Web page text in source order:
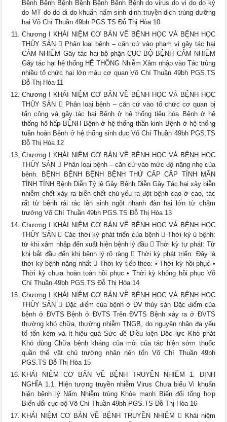
Bệnh Bệnh Bệnh Bệnh Bệnh Bệnh Bệnh do virus do vi do do ký
do MT do do di do khuẩn nấm sinh dinh truyền dich trùng dưỡng
hai Võ Chí Thuần 49bh PGS.TS Đỗ Thị Hòa 10
Chương I KHÁI NIỆM CƠ BẢN VỀ BỆNH HỌC VÀ BỆNH HỌC
THỦY SẢN  Phân loại bệnh – căn cứ vào phạm vi gây tác hại
CẢM NHIỄM Gây tác hại bộ phận CỤC BỘ BỆNH CẢM NHIỄM
Gây tác hại hệ thống HỆ THỐNG Nhiễm Xâm nhập vào Tác trùng
nhiều tổ chức hại lớn máu cơ quan Võ Chí Thuần 49bh PGS.TS
Đỗ Thị Hòa 11
Chương I KHÁI NIỆM CƠ BẢN VỀ BỆNH HỌC VÀ BỆNH HỌC
THỦY SẢN  Phân loại bệnh – căn cứ vào tổ chức cơ quan bị
tấn công và gây tác hại Bệnh ở hệ thống tiêu hóa Bệnh ở hệ
thống hô hấp BỆNH Bệnh ở hệ thống thần kinh Bệnh ở hệ thống
tuần hoàn Bệnh ở hệ thống sinh dục Võ Chí Thuần 49bh PGS.TS
Đỗ Thị Hòa 12
Chương I KHÁI NIỆM CƠ BẢN VỀ BỆNH HỌC VÀ BỆNH HỌC
THỦY SẢN  Phân loại bệnh – căn cứ vào mức độ nặng nhẹ của
bệnh. BỆNH BỆNH BỆNH BỆNH THỨ CẤP CẤP TÍNH MÃN
TÍNH TÍNH Bệnh Diễn Tỷ lệ Gây Bệnh Diễn Gây Tác hại xảy biễn
nhiễm chết xảy ra biễn chết chủ yếu ra đột bệnh cao ở cao, tác
rất từ bệnh rải rác lên sinh ngột nhanh đàn hại lớn từ chậm
trưởng Võ Chí Thuần 49bh PGS.TS Đỗ Thị Hòa 13
Chương I KHÁI NIỆM CƠ BẢN VỀ BỆNH HỌC VÀ BỆNH HỌC
THỦY SẢN  Các thời kỳ phát triển của bệnh  Thời kỳ ủ bệnh:
từ khi xâm nhập đến xuất hiện bệnh lý đầu  Thời kỳ tự phát: Từ
khi bắt đầu đến khi bệnh lý rõ ràng  Thời kỳ phát triển: Đây là
thời kỳ bệnh nặng nhất  Thời kỳ tiếp theo: • Thời kỳ hồi phục •
Thời kỳ chưa hoàn toàn hồi phục • Thời kỳ không hồi phục Võ
Chí Thuần 49bh PGS.TS Đỗ Thị Hòa 14
Chương I KHÁI NIỆM CƠ BẢN VỀ BỆNH HỌC VÀ BỆNH HỌC
THỦY SẢN  Đặc điểm của bệnh ở ĐV thủy sản Đặc điểm của
bệnh ở ĐVTS Bệnh ở ĐVTS Trên ĐVTS Bệnh xảy ra ở ĐVTS
thường khó chữa, thường nhiễm TNGB, do nguyên nhân đa yếu
tố tốn kém và ít hiệu quả Sức đề Điều kiện Độc lực Khó phát
Khó dùng Chữa bệnh kháng của môi của tác hiện sớm thuốc
quần thể vật chủ trường nhân nên tốn Võ Chí Thuần 49bh
PGS.TS Đỗ Thị Hòa 15
KHÁI NIỆM CƠ BẢN VỀ BỆNH TRUYỀN NHIỄM 1. ĐỊNH
NGHĨA 1.1. Hiện tượng truyền nhiễm Virus Chưa biểu Vi khuẩn
hiện bệnh lý Nấm Nhiễm trùng Khỏe mạnh Biến đổi tổng hợp
Biến đổi cục bộ Võ Chí Thuần 49bh PGS.TS Đỗ Thị Hòa 16
KHÁI NIỆM CƠ BẢN VỀ BỆNH TRUYỀN NHIỄM  Khái niệm